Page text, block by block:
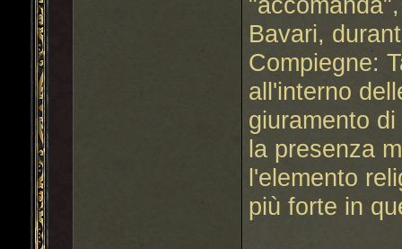
Bavari,
Compiegne:
all'interno
giuramento
la presenza
l'elemento
più forte in